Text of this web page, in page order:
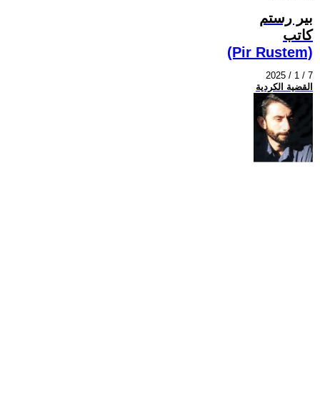
بير رستم
كاتب
(Pir Rustem)
2025 / 1 / 7
القضية الكردية